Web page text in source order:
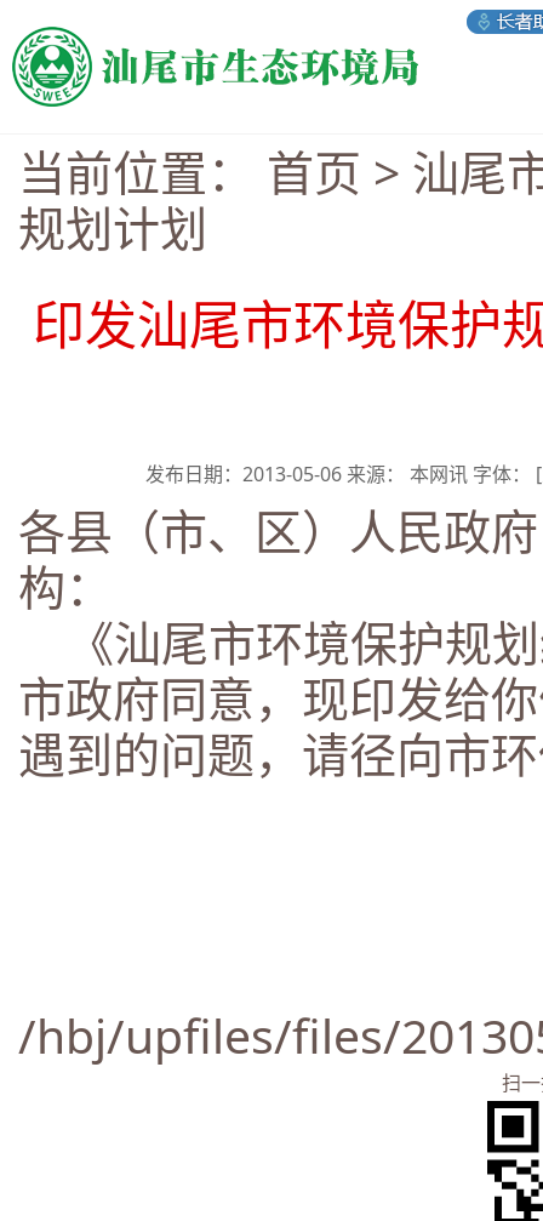
当前位置： 首页 > 汕尾
规划计划
印发汕尾市环境保护
发布日期：2013-05-06 来源： 本网讯 字体：
各县（市、区）人民政
构：
《汕尾市环境保护规
市政府同意，现印发给
遇到的问题，请径向市
/hbj/upfiles/files/
扫